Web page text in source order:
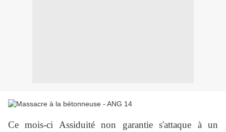
Ce mois-ci Assiduité non garantie s'attaque à un